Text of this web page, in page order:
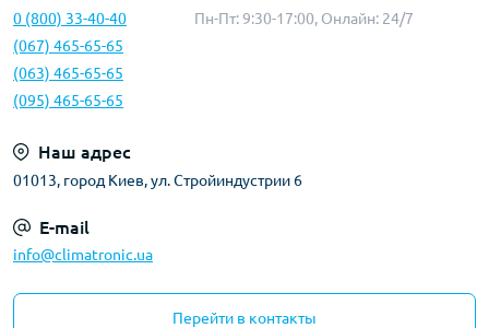
0 (800) 33-40-40
(067) 465-65-65
(063) 465-65-65
(095) 465-65-65
Пн-Пт: 9:30-17:00, Онлайн: 24/7
Наш адрес
01013, город Киев, ул. Стройиндустрии 6
E-mail
info@climatronic.ua
Перейти в контакты